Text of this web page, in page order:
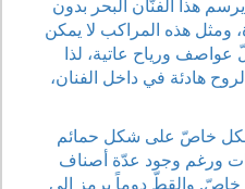
هذا الفنّان البحر بدون
ومثل هذه المراكب لا يمكن
ورياح عاتية، لذا
هادئة في داخل الفنان،
خاصّ على شكل حمائم
ورغم وجود عدّة أصناف
خاصّ. والقطّ دوماً يرمز إلى